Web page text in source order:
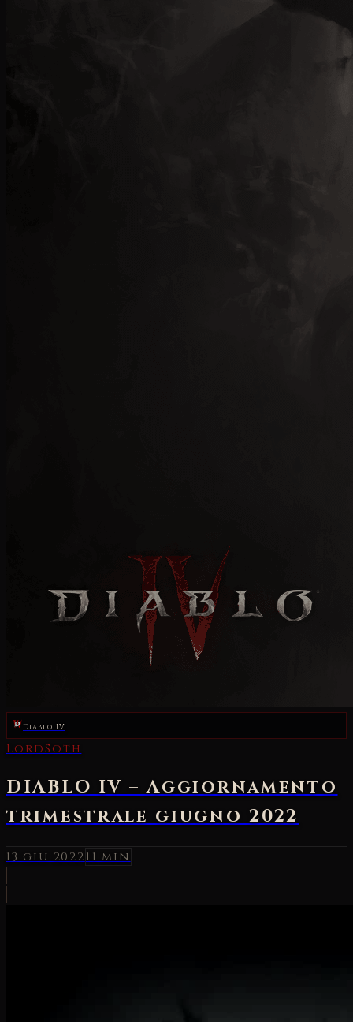
Diablo IV
LordSoth
DIABLO IV – Aggiornamento
trimestrale giugno 2022
13 giu 202211 min